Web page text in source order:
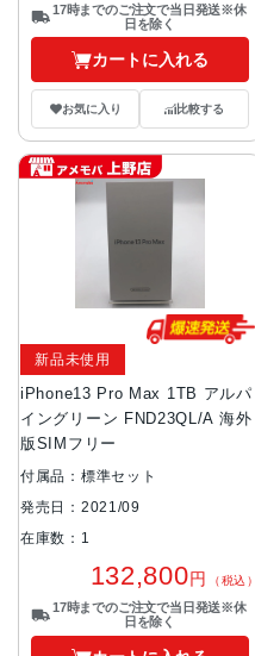
17時までのご注文で当日発送※休
日を除く
カートに入れる
お気に入り 比較する
iPhone13 Pro Max 1TB アルパ
イングリーン FND23QL/A 海外
版SIMフリー
新品未使用
付属品：標準セット
発売日：2021/09
在庫数：1
132,800円 （税込）
17時までのご注文で当日発送※休
日を除く